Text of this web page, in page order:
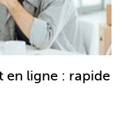
en ligne : rapide